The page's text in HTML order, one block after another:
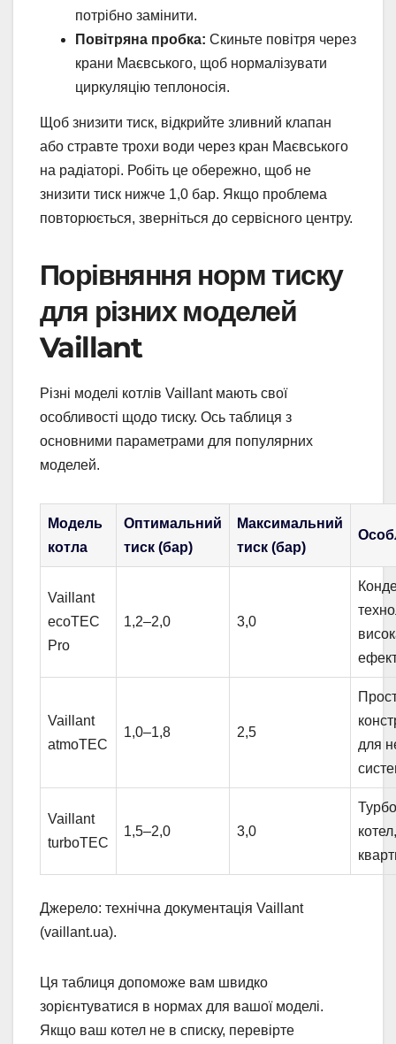
потрібно замінити.
Повітряна пробка: Скиньте повітря через
крани Маєвського, щоб нормалізувати
циркуляцію теплоносія.
Щоб знизити тиск, відкрийте зливний клапан
або стравте трохи води через кран Маєвського
на радіаторі. Робіть це обережно, щоб не
знизити тиск нижче 1,0 бар. Якщо проблема
повторюється, зверніться до сервісного центру.
Порівняння норм тиску
для різних моделей
Vaillant
Різні моделі котлів Vaillant мають свої
особливості щодо тиску. Ось таблиця з
основними параметрами для популярних
моделей.
Модель
котла
Оптимальний
тиск (бар)
Максимальний
тиск (бар)
Vaillant
ecoTEC
Pro
1,2–2,0 3,0
Vaillant
atmoTEC
1,0–1,8 2,5
для
Vaillant
turboTEC
1,5–2,0 3,0
Джерело: технічна документація Vaillant
(vaillant.ua).
Ця таблиця допоможе вам швидко
зорієнтуватися в нормах для вашої моделі.
Якщо ваш котел не в списку, перевірте